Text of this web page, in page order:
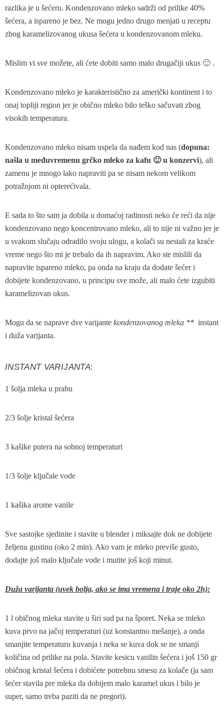
razlika je u šećeru. Kondenzovano mleko sadrži od prilike 40%
šećera, a ispareno je bez. Ne mogu jedno drugo menjati u receptu
zbog karamelizovanog ukusa šećera u kondenzovanom mleku.
Mislim vi sve možete, ali ćete dobiti samo malo drugačiji ukus 🙂 .
Kondenzovano mleko je karakteristično za američki kontinent i to
onaj topliji region jer je obično mleko bilo teško sačuvati zbog
visokih temperatura.
Kondenzovano mleko nisam uspela da nađem kod nas (dopuna:
našla u međuvremenu grčko mleko za kafu 🙂 u konzervi), ali
zamenu je mnogo lako napraviti pa se nisam nekom velikom
potražnjom ni opterećivala.
E sada to što sam ja dobila u domaćoj radinosti neko će reći da nije
kondenzovano nego koncentrovano mleko, ali to nije ni važno jer je
u svakom slučaju odradilo svoju ulogu, a kolači su nestali za kraće
vreme nego što mi je trebalo da ih napravim. Ako ste mislili da
napravite ispareno mleko, pa onda na kraju da dodate šećer i
dobijete kondenzovano, u principu sve može, ali malo ćete izgubiti
karamelizovan ukus.
Mogu da se naprave dve varijante kondenzovanog mleka ** instant
i duža varijanta.
INSTANT VARIJANTA:
1 šolja mleka u prahu
2/3 šolje kristal šećera
3 kašike putera na sobnoj temperaturi
1/3 šolje ključale vode
1 kašika arome vanile
Sve sastojke sjedinite i stavite u blender i miksajte dok ne dobijete
željenu gustinu (oko 2 min). Ako vam je mleko previše gusto,
dodajte još malo ključale vode i mutite još koji minut.
Duža varijanta (uvek bolja, ako se ima vremena i traje oko 2h):
1 l običnog mleka stavite u širi sud pa na šporet. Neka se mleko
kuva prvo na jačoj temperaturi (uz konstantno mešanje), a onda
smanjite temperaturu kuvanja i neka se kuva dok se ne smanji
količina od prilike na pola. Stavite kesicu vanilin šećera i još 150 gr
običnog kristal šećera i dobićete potrebnu smesu za kolače (ja sam
šećer stavila pre mleka da dobijem malo karamel ukus i bilo je
super, samo treba paziti da ne pregori).